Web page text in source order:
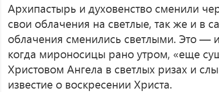
Архипастырь и духовенство сменили
свои облачения на светлые, так же и в
облачения сменились светлыми. Это —
когда мироносицы рано утром, «еще
Христовом Ангела в светлых ризах и
известие о воскресении Христа.